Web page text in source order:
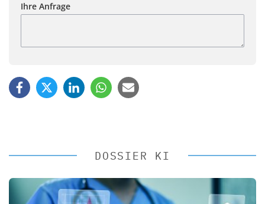
Ihre Anfrage
DOSSIER KI